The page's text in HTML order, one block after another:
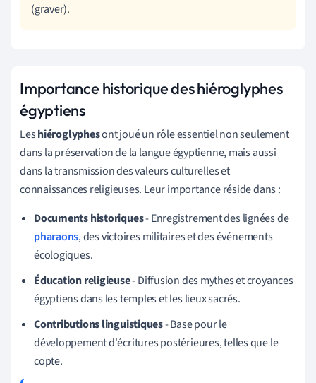
(graver).
Importance historique des hiéroglyphes
égyptiens
Leshiéroglyphesont joué un rôle essentiel non seulement
dans la préservation de la langue égyptienne, mais aussi
dans la transmission des valeurs culturelles et
connaissances religieuses. Leur importance réside dans :
Documents historiques- Enregistrement des lignées de
pharaons, des victoires militaires et des événements
écologiques.
Éducation religieuse- Diffusion des mythes et croyances
égyptiens dans les temples et les lieux sacrés.
Contributions linguistiques- Base pour le
développement d'écritures postérieures, telles que le
copte.